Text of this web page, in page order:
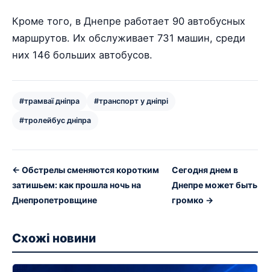
Кроме того, в Днепре работает 90 автобусных
маршрутов. Их обслуживает 731 машин, среди
них 146 больших автобусов.
#трамваї дніпра #транспорт у дніпрі
#тролейбус дніпра
← Обстрелы сменяются коротким
затишьем: как прошла ночь на
Днепропетровщине
Сегодня днем в
Днепре может быть
громко →
Схожі новини